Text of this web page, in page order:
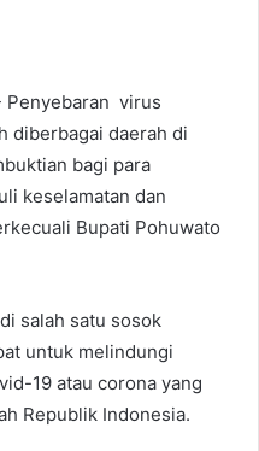
Penyebaran virus
diberbagai daerah di
bagi para
keselamatan dan
Bupati Pohuwato
salah satu sosok
untuk melindungi
19 atau corona yang
Republik Indonesia.